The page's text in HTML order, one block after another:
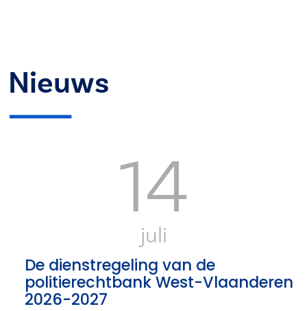
Nieuws
14
juli
De dienstregeling van de
politierechtbank West-Vlaanderen
2026-2027